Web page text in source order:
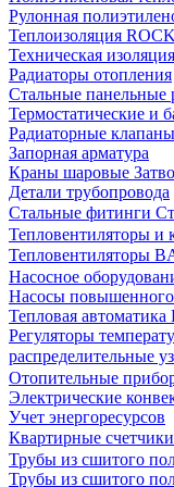
Рулонная
Теплоизоляция
Техническая
Радиаторы отопления
Стальные панельные
Термостатические и
Радиаторные
Запорная арматура
Краны шаровые
Детали трубопровода
Стальные фитинги
Тепловентиляторы и
Тепловентиляторы
Насосное
Насосы повышенного
Тепловая автоматика
Регуляторы
распределительные
Отопительные
Электрические
Учет энергоресурсов
Квартирные счетчики
Трубы из сшитого
Трубы из сшитого